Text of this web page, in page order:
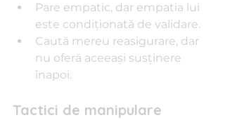
Pare empatic, dar empatia lui
este condiționată de validare.
Caută mereu reasigurare, dar
nu oferă aceeași susținere
înapoi.
Tactici de manipulare